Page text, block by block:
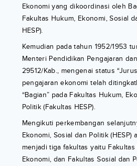
Ekonomi yang dikoordinasi oleh
Fakultas Hukum, Ekonomi, Sosial
HESP).
Kemudian pada tahun 1952/1953
Menteri Pendidikan Pengajaran
29512/Kab., mengenai status
pengajaran ekonomi telah
“Bagian” pada Fakultas Hukum,
Politik (Fakultas HESP).
Mengikuti perkembangan
Ekonomi, Sosial dan Politik (HESP)
menjadi tiga fakultas yaitu Fakultas
Ekonomi, dan Fakultas Sosial dan